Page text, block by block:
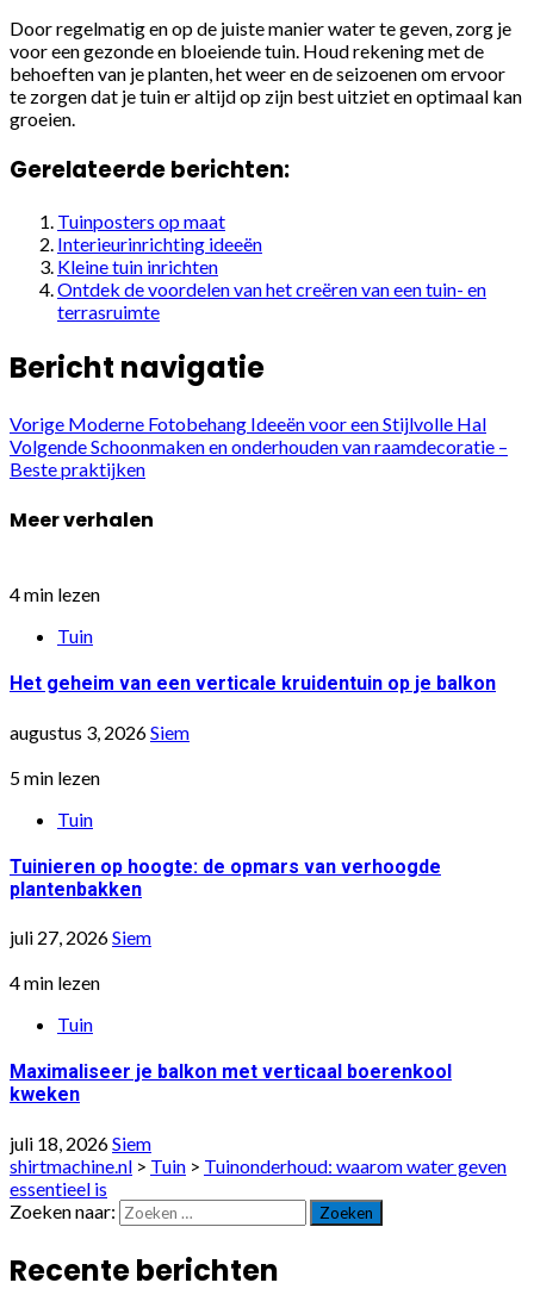
Door regelmatig en op de juiste manier water te geven, zorg je
voor een gezonde en bloeiende tuin. Houd rekening met de
behoeften van je planten, het weer en de seizoenen om ervoor
te zorgen dat je tuin er altijd op zijn best uitziet en optimaal kan
groeien.
Gerelateerde berichten:
Tuinposters op maat
Interieurinrichting ideeën
Kleine tuin inrichten
Ontdek de voordelen van het creëren van een tuin- en
terrasruimte
Bericht navigatie
Vorige Moderne Fotobehang Ideeën voor een Stijlvolle Hal
VolgendeSchoonmaken en onderhouden van raamdecoratie –
Beste praktijken
Meer verhalen
4 min lezen
Tuin
Het geheim van een verticale kruidentuin op je balkon
augustus 3, 2026Siem
5 min lezen
Tuin
Tuinieren op hoogte: de opmars van verhoogde
plantenbakken
juli 27, 2026Siem
4 min lezen
Tuin
Maximaliseer je balkon met verticaal boerenkool
kweken
juli 18, 2026Siem
shirtmachine.nl > Tuin > Tuinonderhoud: waarom water geven
essentieel is
Zoeken naar:
Recente berichten